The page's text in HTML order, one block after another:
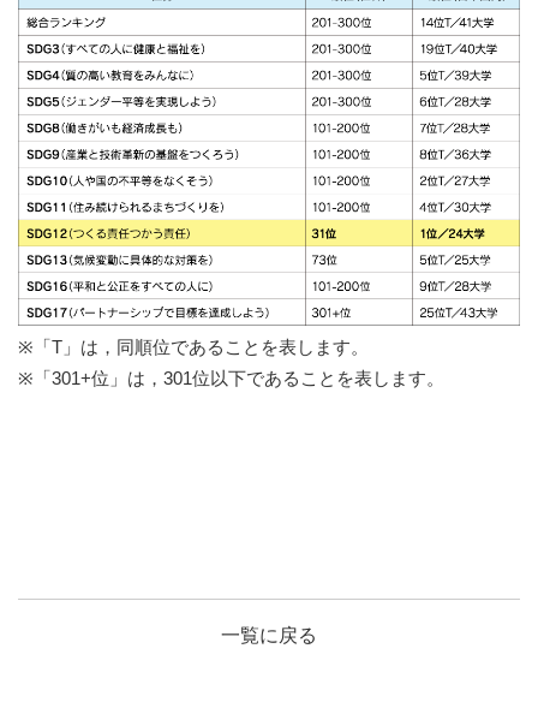
マネジメントシステム
第三者評価
用語解説
記事一覧
※「T」は，同順位であることを表します。
※「301+位」は，301位以下であることを表します。
一覧に戻る